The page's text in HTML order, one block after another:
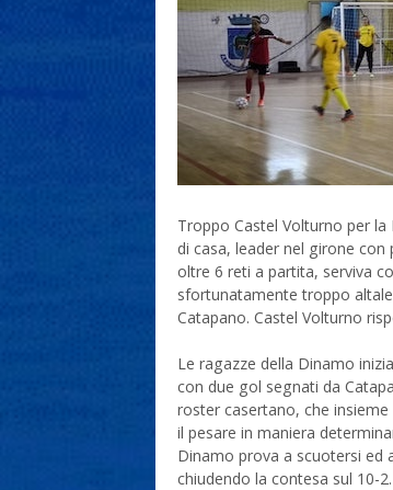
Troppo Castel Volturno per
di casa, leader nel girone
oltre 6 reti a partita, serviva
sfortunatamente troppo
Catapano. Castel Volturno
Le ragazze della Dinamo
con due gol segnati da
roster casertano, che
il pesare in maniera
Dinamo prova a scuotersi ed
chiudendo la contesa sul 10-2.